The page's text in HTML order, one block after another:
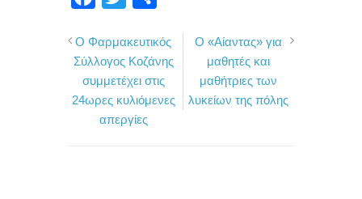
c
e
b
o
i
t
t
e
ι
ρ
α
Ο Φαρμακευτικός
Σύλλογος Κοζάνης
συμμετέχει στις
24ωρες κυλιόμενες
απεργίες
Ο «Αίαντας» για
μαθητές και
μαθήτριες των
λυκείων της πόλης